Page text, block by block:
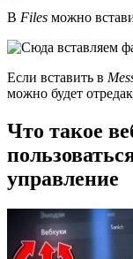
В Files можно
Если вставить в
можно будет
Что такое
управление